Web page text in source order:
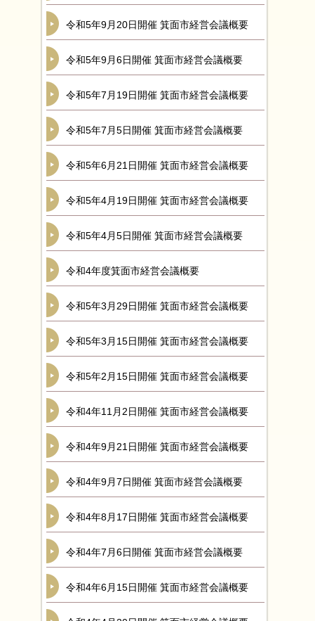
令和5年9月20日開催 箕面市経営会議概要
令和5年9月6日開催 箕面市経営会議概要
令和5年7月19日開催 箕面市経営会議概要
令和5年7月5日開催 箕面市経営会議概要
令和5年6月21日開催 箕面市経営会議概要
令和5年4月19日開催 箕面市経営会議概要
令和5年4月5日開催 箕面市経営会議概要
令和4年度箕面市経営会議概要
令和5年3月29日開催 箕面市経営会議概要
令和5年3月15日開催 箕面市経営会議概要
令和5年2月15日開催 箕面市経営会議概要
令和4年11月2日開催 箕面市経営会議概要
令和4年9月21日開催 箕面市経営会議概要
令和4年9月7日開催 箕面市経営会議概要
令和4年8月17日開催 箕面市経営会議概要
令和4年7月6日開催 箕面市経営会議概要
令和4年6月15日開催 箕面市経営会議概要